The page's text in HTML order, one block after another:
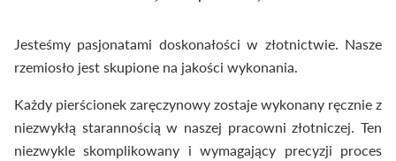
Jesteśmy pasjonatami doskonałości w złotnictwie. Nasze
rzemiosło jest skupione na jakości wykonania.
Każdy pierścionek zaręczynowy zostaje wykonany ręcznie z
niezwykłą starannością w naszej pracowni złotniczej. Ten
niezwykle skomplikowany i wymagający precyzji proces